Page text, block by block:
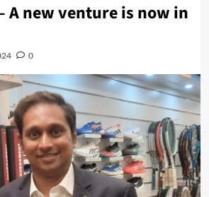
A new venture is now in
0